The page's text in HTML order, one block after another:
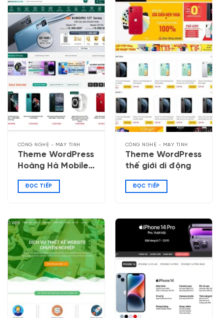
CÔNG NGHỆ - MÁY TÍNH
Theme WordPress
Hoàng Hà Mobile
02
ĐỌC TIẾP
CÔNG NGHỆ - MÁY TÍNH
Theme WordPress
thế giới di động
ĐỌC TIẾP